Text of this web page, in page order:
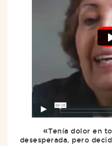
Tenía dolor en
desesperada, pero